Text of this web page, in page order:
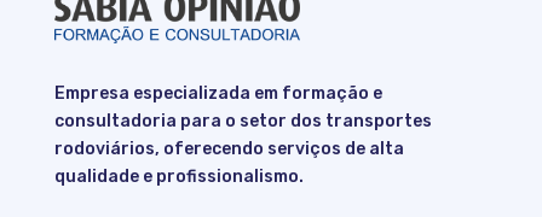
Empresa especializada em formação e
consultadoria para o setor dos transportes
rodoviários, oferecendo serviços de alta
qualidade e profissionalismo.